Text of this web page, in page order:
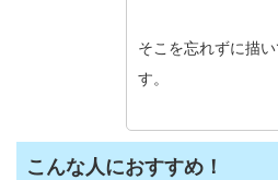
そこを忘れずに描
す。
こんな人におすすめ！